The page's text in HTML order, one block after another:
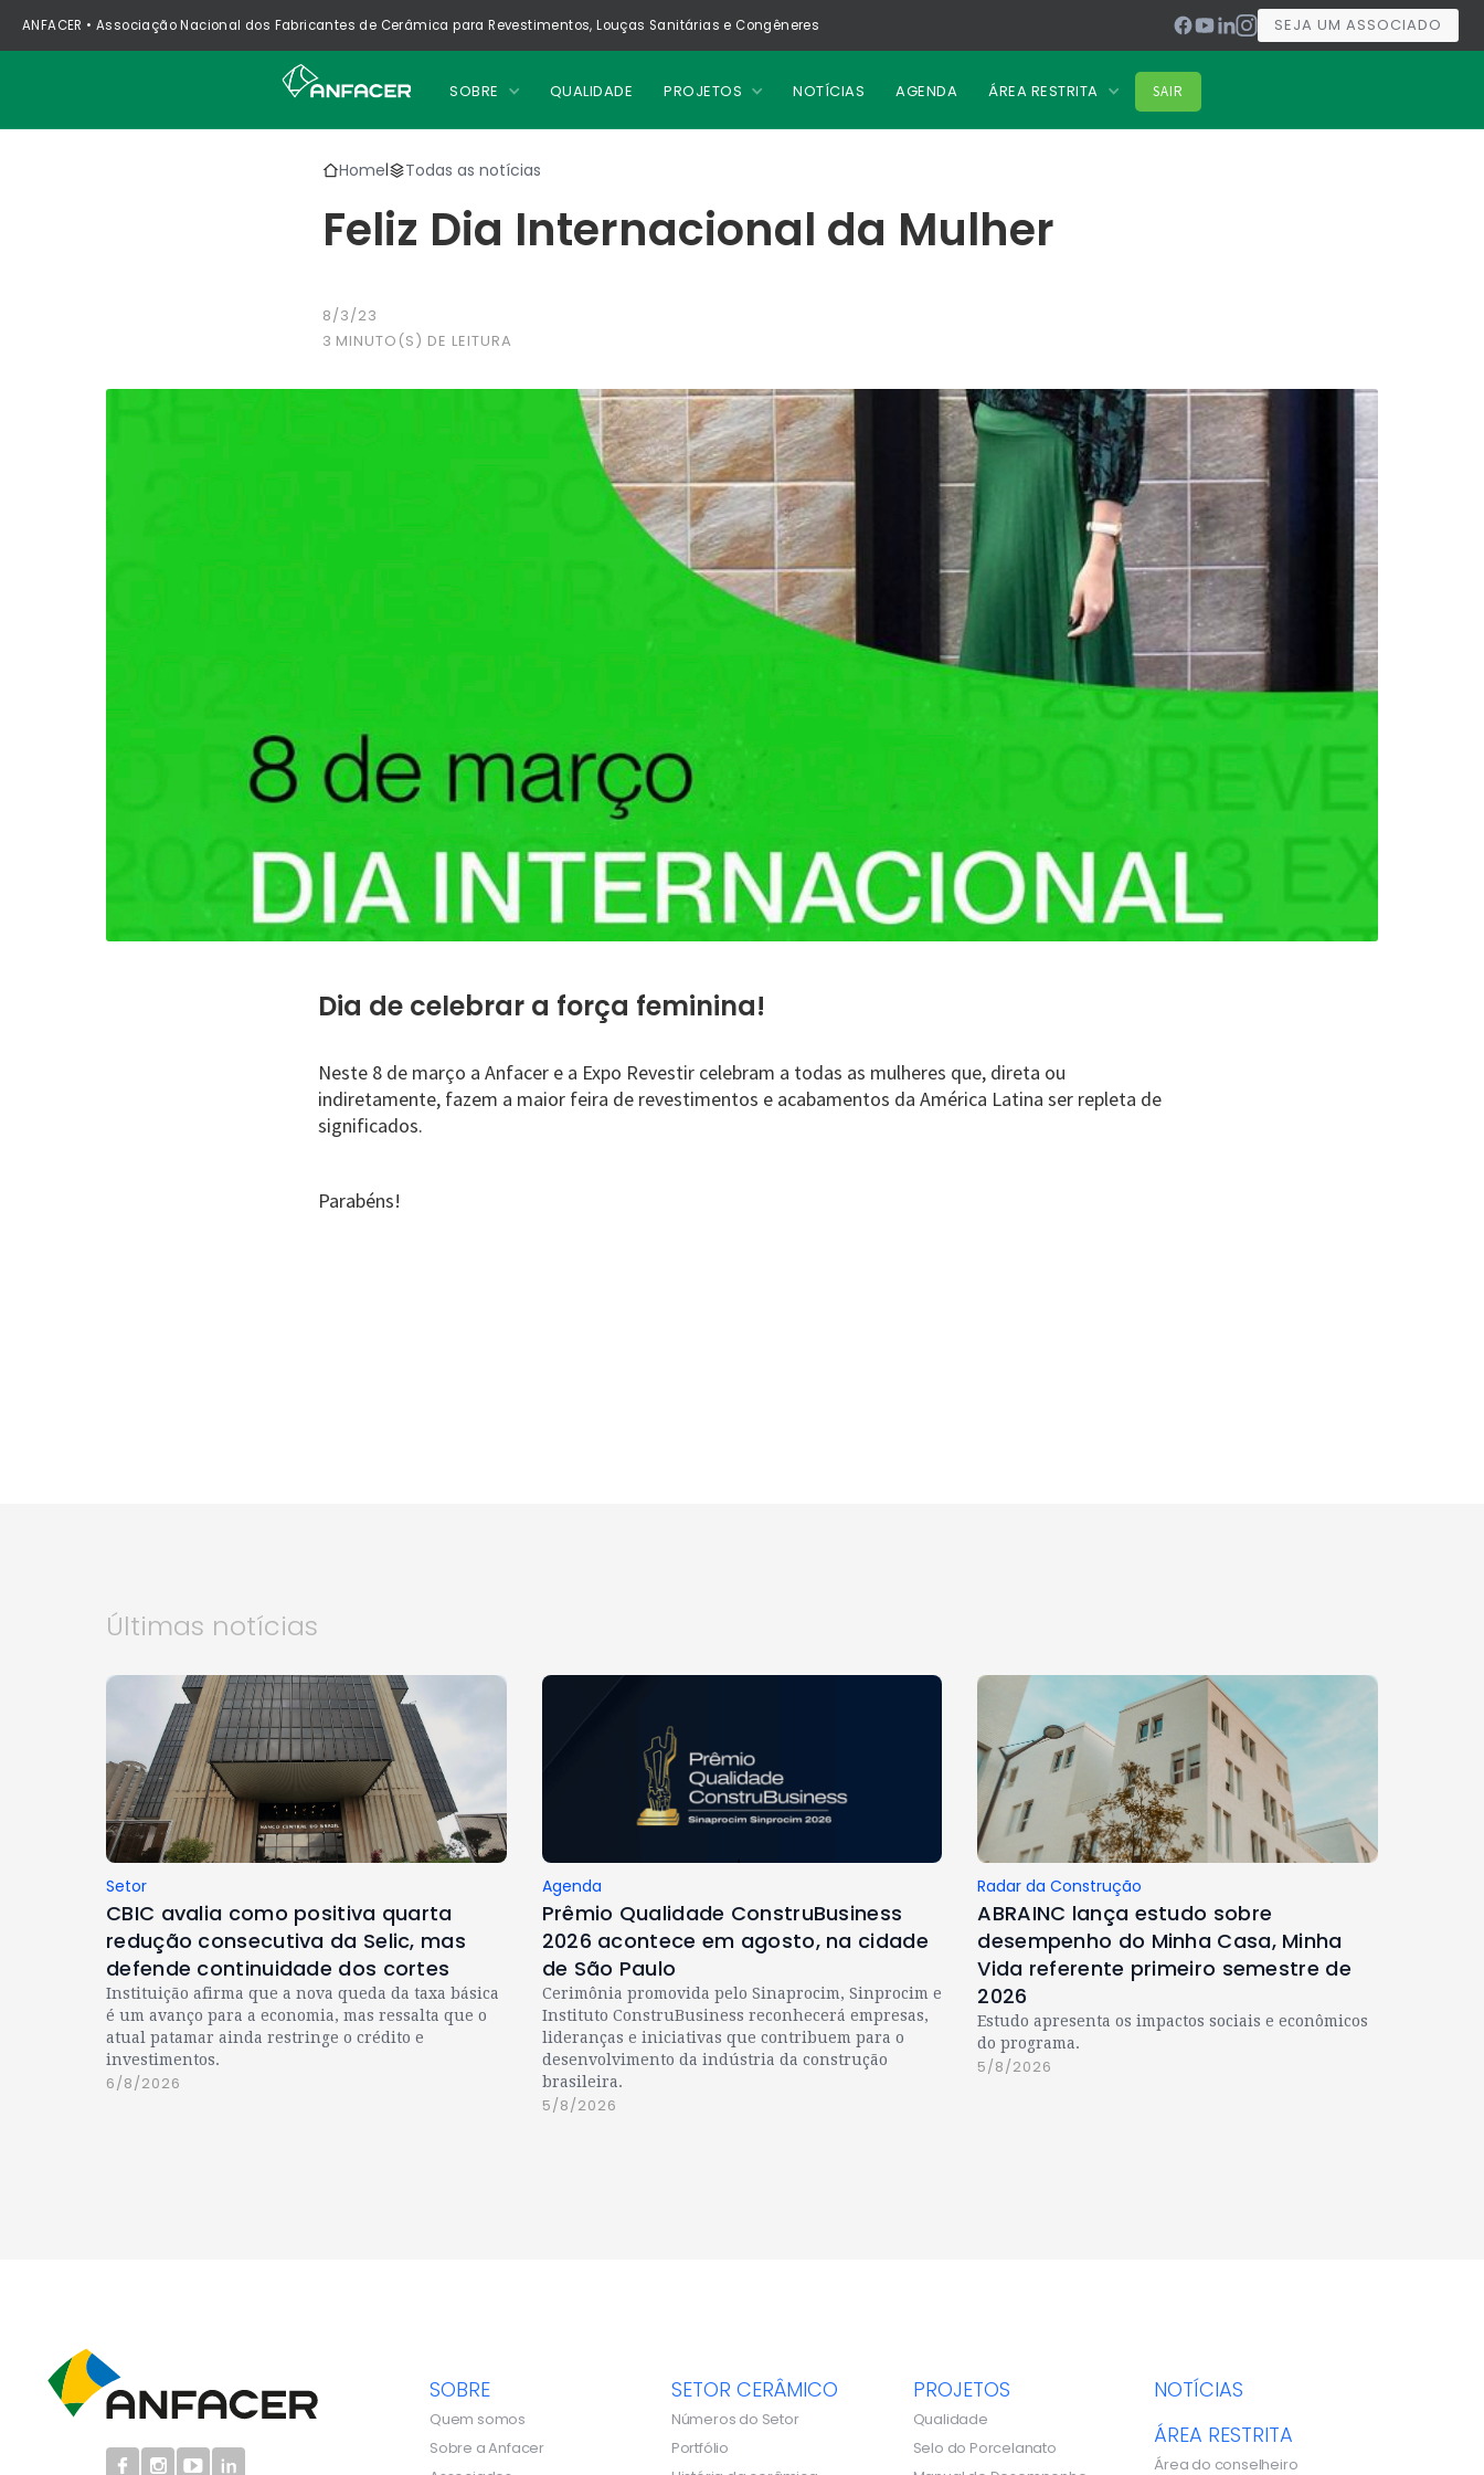
ANFACER • Associação Nacional dos Fabricantes de Cerâmica para Revestimentos, Louças Sanitárias e Congêneres SEJA UM ASSOCIADO
SOBRE QUALIDADE PROJETOS NOTÍCIAS AGENDA ÁREA RESTRITA SAIR
Home| Todas as notícias
Feliz Dia Internacional da Mulher
8/3/23
3 MINUTO(S) DE LEITURA
Dia de celebrar a força feminina!
Neste 8 de março a Anfacer e a Expo Revestir celebram a todas as mulheres que, direta ou
indiretamente, fazem a maior feira de revestimentos e acabamentos da América Latina ser repleta de
significados.
Parabéns!
Últimas notícias
Setor
CBIC avalia como positiva quarta
redução consecutiva da Selic, mas
defende continuidade dos cortes
Instituição afirma que a nova queda da taxa básica
é um avanço para a economia, mas ressalta que o
atual patamar ainda restringe o crédito e
investimentos.
6/8/2026
Agenda
Prêmio Qualidade ConstruBusiness
2026 acontece em agosto, na cidade
de São Paulo
Cerimônia promovida pelo Sinaprocim, Sinprocim e
Instituto ConstruBusiness reconhecerá empresas,
lideranças e iniciativas que contribuem para o
desenvolvimento da indústria da construção
brasileira.
5/8/2026
Radar da Construção
ABRAINC lança estudo sobre
desempenho do Minha Casa, Minha
Vida referente primeiro semestre de
2026
Estudo apresenta os impactos sociais e econômicos
do programa.
5/8/2026
SOBRE
Quem somos
Sobre a Anfacer
SETOR CERÂMICO
Números do Setor
Portfólio
PROJETOS
Qualidade
Selo do Porcelanato
NOTÍCIAS
ÁREA RESTRITA
Área do conselheiro